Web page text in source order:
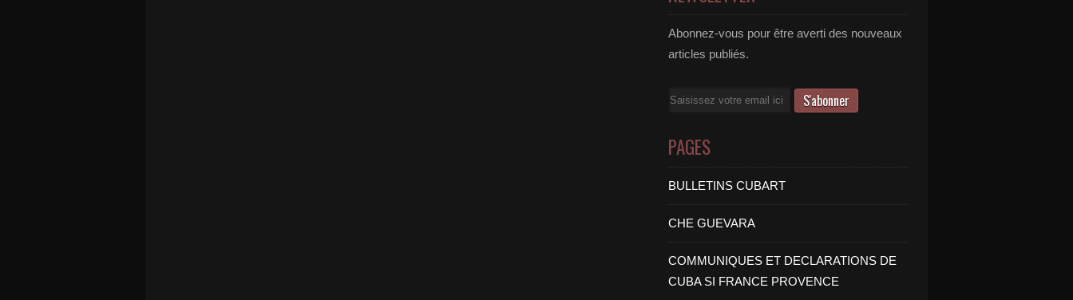
Abonnez-vous pour être averti des nouveaux
articles publiés.
Email
PAGES
BULLETINS CUBART
CHE GUEVARA
COMMUNIQUES ET DECLARATIONS DE
CUBA SI FRANCE PROVENCE